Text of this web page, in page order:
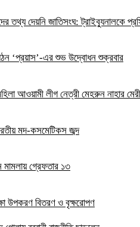
তথ্য দেয়নি জাতিসংঘ: ট্রাইব্যুনালকে
‘প্রয়াস’-এর শুভ উদ্বোধন শুক্রবার
আওয়ামী লীগ নেত্রী মেহরুন নাহার
মদ-কসমেটিকস জব্দ
মামলায় গ্রেফতার ১৩
উপকরণ বিতরণ ও বৃক্ষরোপণ